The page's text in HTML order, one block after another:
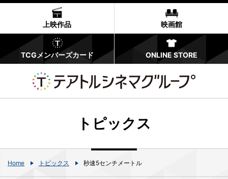
上映作品 映画館
TCGメンバーズカード ONLINE STORE
トピックス
Home トピックス 秒速5センチメートル